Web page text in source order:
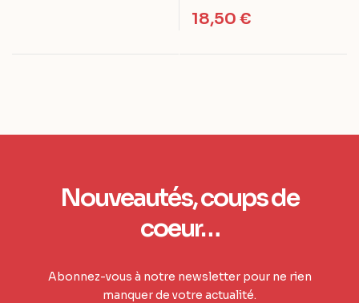
18,50 €
Nouveautés, coups de
coeur…
Abonnez-vous à notre newsletter pour ne rien
manquer de votre actualité.